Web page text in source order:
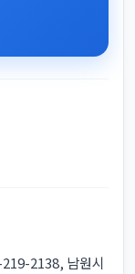
2138, 남원시